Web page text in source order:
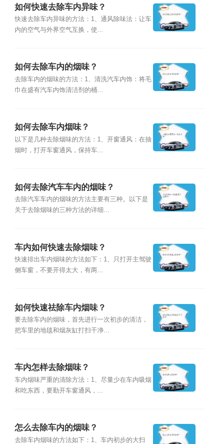
如何快速去除车内异味？
快速去除车内异味的方法：1、通风除味法：让车
内的空气与外界空气互换，使...
如何去除车内的烟味？
去除车内的烟味的方法：1、清洗汽车内饰：将毛
巾在盛有汽车内饰清洁剂的桶...
如何去除车内烟味？
以下是几种去除烟味的方法：1、开窗通风：在抽
烟时，打开车窗通风，保持车...
如何去除汽车车内的烟味？
去除汽车车内的烟味的方法主要有三种。以下是
关于去除烟味的三种方法的详细...
车内如何快速去除烟味？
快速排出车内烟味的方法如下：1、只打开主驾驶
侧车窗，不要开得太大，有两...
如何快速祛除车内烟味？
要去除车内的烟味，首先进行一次初步的清洁，
把车里的地毯和烟灰缸打扫干净...
车内怎样去除烟味？
车内烟味严重的清除方法：1、尽量少在车内吸烟
和吃东西，要勤开车窗通风，...
怎么去除车内的烟味？
去除车内烟味的方法如下：1、车内初步的大扫